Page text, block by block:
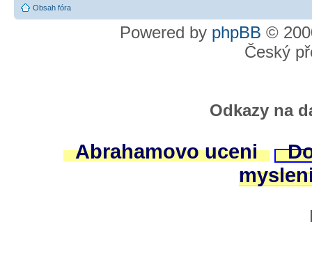
Obsah fóra
Powered by phpBB ©
Český
Odkazy na
Abrahamovo uceni